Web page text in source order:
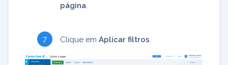
página
Clique em Aplicar filtros